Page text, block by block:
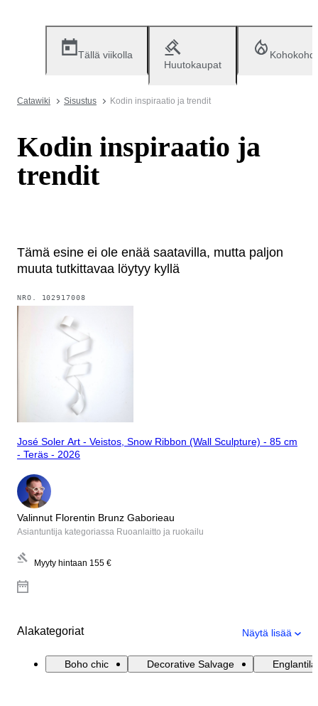
Tällä viikolla
Huutokaupat
Catawiki Sisustus Kodin inspiraatio ja trendit
Kodin inspiraatio ja
trendit
Tämä esine ei ole enää saatavilla, mutta paljon
muuta tutkittavaa löytyy kyllä
NRO. 102917008
José Soler Art - Veistos, Snow Ribbon (Wall Sculpture) - 85 cm
- Teräs - 2026
Valinnut Florentin Brunz Gaborieau
Asiantuntija kategoriassa Ruoanlaitto ja ruokailu
Myyty hintaan 155 €
Alakategoriat Näytä lisää
Boho chic Decorative Salvage